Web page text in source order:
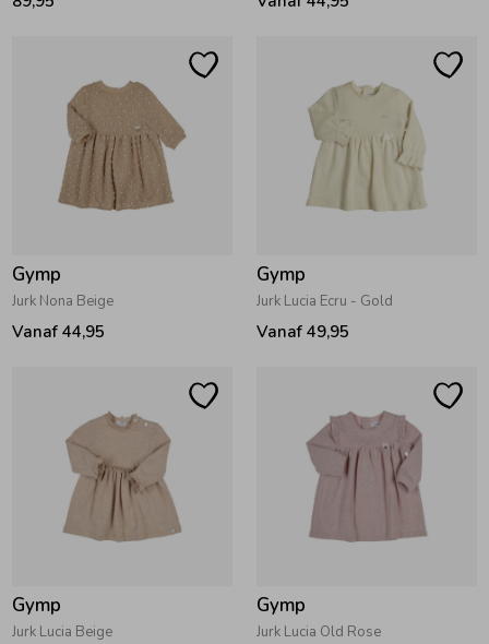
Regenkleding &-laarzen
Zomeraccessoires
Beenmode
Blazers & Gilets
Leggings
Rompers
Regenkleding &-laarzen
Zomeraccessoires
Kledingaccessoires
Gymp
Jurk Nona Beige
Vanaf 44,95
Gymp
Jurk Lucia Ecru - Gold
Vanaf 49,95
Gymp
Jurk Lucia Beige
Gymp
Jurk Lucia Old Rose